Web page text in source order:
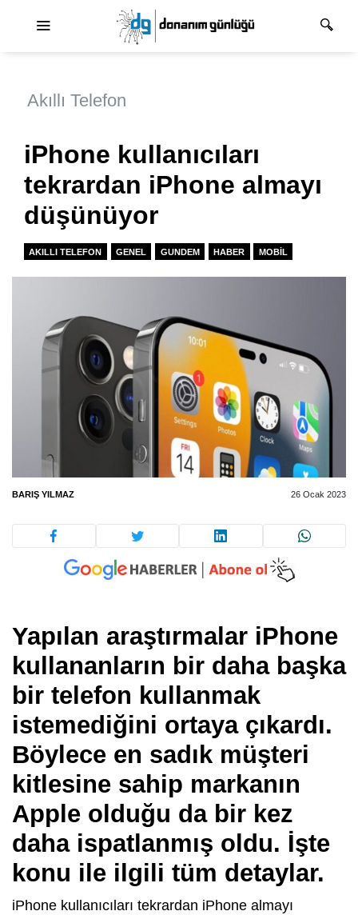
Akıllı Telefon
iPhone kullanıcıları
tekrardan iPhone almayı
düşünüyor
AKILLI TELEFON GENEL GUNDEM HABER MOBIL
BARIŞ YILMAZ 26 Ocak 2023
Yapılan araştırmalar iPhone
kullananların bir daha başka
bir telefon kullanmak
istemediğini ortaya çıkardı.
Böylece en sadık müşteri
kitlesine sahip markanın
Apple olduğu da bir kez
daha ispatlanmış oldu. İşte
konu ile ilgili tüm detaylar.
iPhone kullanıcıları tekrardan iPhone almayı